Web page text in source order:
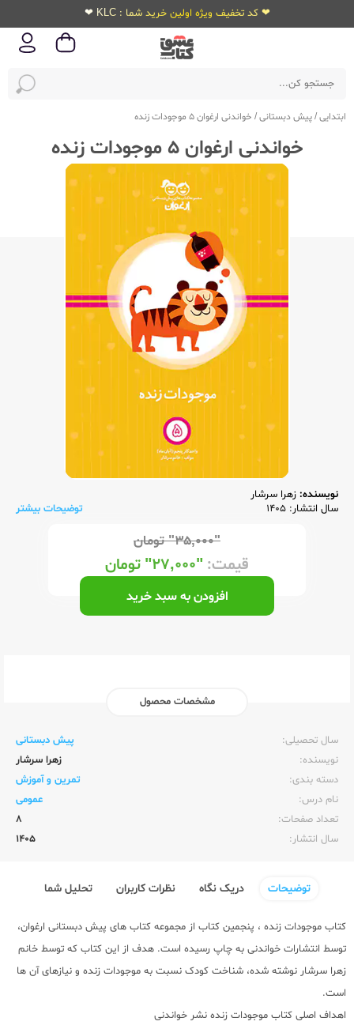
❤ کد تخفیف ویژه اولین خرید شما : KLC ❤
ابتدایی/پیش دبستانی/ خواندنی ارغوان 5 موجودات زنده
خواندنی ارغوان 5 موجودات زنده
نویسنده: زهرا سرشار
سال انتشار: 1405
توضیحات بیشتر
"۳۵,۰۰۰" تومان
قیمت: "۲۷,۰۰۰" تومان
افزودن به سبد خرید
مشخصات محصول
سال تحصیلی:‌
پیش دبستانی
نویسنده:‌
زهرا سرشار
دسته بندی:
تمرین و آموزش
نام درس:
عمومی
تعداد صفحات:‌
8
سال انتشار:‌
1405
توضیحات دریک نگاه نظرات کاربران تحلیل شما
کتاب موجودات زنده ، پنجمین کتاب از مجموعه کتاب های پیش دبستانی ارغوان،
توسط انتشارات خواندنی به چاپ رسیده است. هدف از این کتاب که توسط خانم
زهرا سرشار نوشته شده، شناخت کودک نسبت به موجودات زنده و نیازهای آن ها
است.
اهداف اصلی کتاب موجودات زنده نشر خواندنی